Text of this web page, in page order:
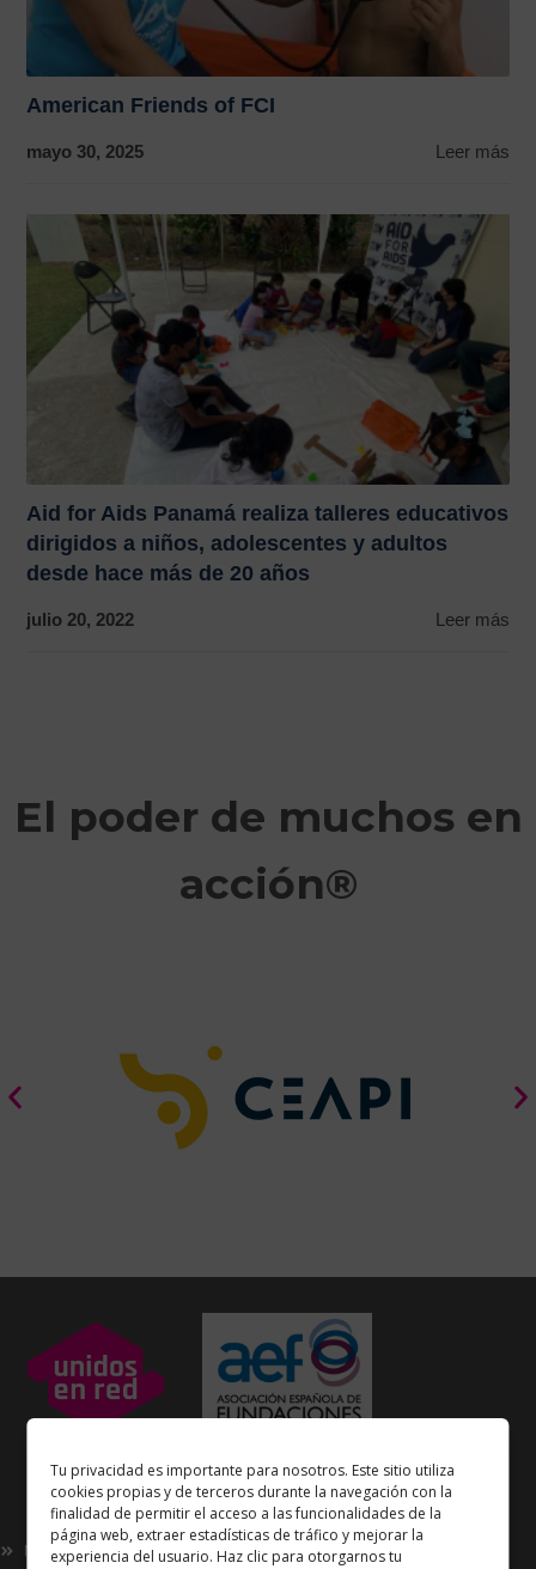
Tu privacidad es importante para nosotros. Este sitio utiliza
cookies propias y de terceros durante la navegación con la
finalidad de permitir el acceso a las funcionalidades de la
página web, extraer estadísticas de tráfico y mejorar la
experiencia del usuario. Haz clic para otorgarnos tu
American Friends of FCI
mayo 30, 2025 Leer más
Aid for Aids Panamá realiza talleres educativos
dirigidos a niños, adolescentes y adultos
desde hace más de 20 años
julio 20, 2022 Leer más
El poder de muchos en
acción®
Enlaces de interés
Nosotros
de laAsociación Española de Fundaciones